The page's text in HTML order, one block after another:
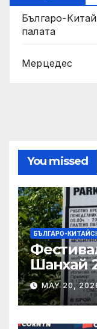
Българо-
палaта
Мерцедес
You missed
БЪЛГАРО-
Шанхай
MAY 20,